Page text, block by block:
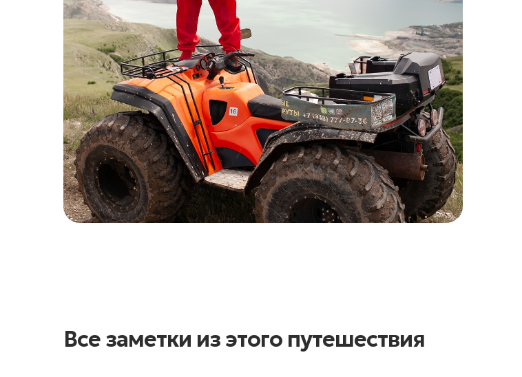
Все заметки из этого путешествия